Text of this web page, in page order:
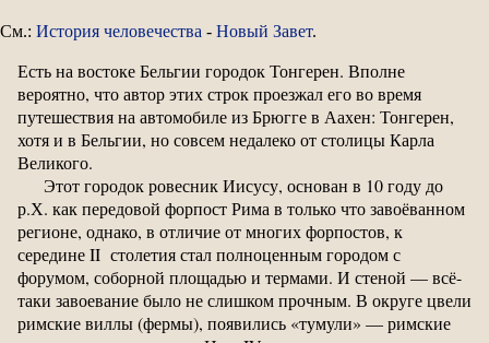
См.: История человечества - Новый Завет.
Есть на востоке Бельгии городок Тонгерен. Вполне
вероятно, что автор этих строк проезжал его во время
путешествия на автомобиле из Брюгге в Аахен: Тонгерен,
хотя и в Бельгии, но совсем недалеко от столицы Карла
Великого.
Этот городок ровесник Иисусу, основан в 10 году до
р.Х. как передовой форпост Рима в только что завоёванном
регионе, однако, в отличие от многих форпостов, к
середине II столетия стал полноценным городом с
форумом, соборной площадью и термами. И стеной — всё-
таки завоевание было не слишком прочным. В округе цвели
римские виллы (фермы), появились «тумули» — римские